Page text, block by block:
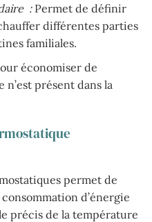
:Permet de définir
différentes parties
familiales.
économiser de
n’est présent dans la
permet de
d’énergie
précis de la température